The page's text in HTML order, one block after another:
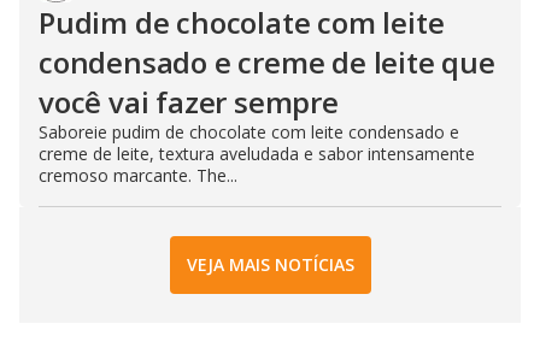
Pudim de chocolate com leite
condensado e creme de leite que
você vai fazer sempre
Saboreie pudim de chocolate com leite condensado e
creme de leite, textura aveludada e sabor intensamente
cremoso marcante. The...
VEJA MAIS NOTÍCIAS